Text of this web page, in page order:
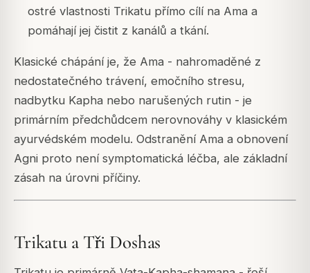
ostré vlastnosti Trikatu přímo cílí na Ama a
pomáhají jej čistit z kanálů a tkání.
Klasické chápání je, že Ama - nahromaděné z
nedostatečného trávení, emočního stresu,
nadbytku Kapha nebo narušených rutin - je
primárním předchůdcem nerovnováhy v klasickém
ayurvédském modelu. Odstranění Ama a obnovení
Agni proto není symptomatická léčba, ale základní
zásah na úrovni příčiny.
Trikatu a Tři Doshas